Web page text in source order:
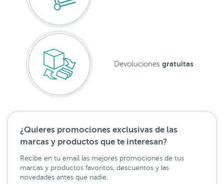
Devoluciones gratuitas
¿Quieres promociones exclusivas de las
marcas y productos que te interesan?
Recibe en tu email las mejores promociones de tus
marcas y productos favoritos, descuentos y las
novedades antes que nadie.